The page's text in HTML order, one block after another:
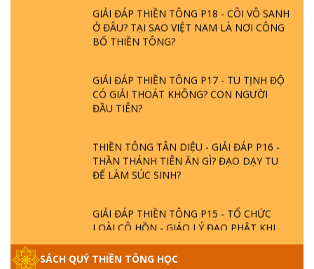
GIẢI ĐÁP THIỀN TÔNG P18 - CÕI VÔ SANH
Ở ĐÂU? TẠI SAO VIỆT NAM LÀ NƠI CÔNG
BỐ THIỀN TÔNG?
GIẢI ĐÁP THIỀN TÔNG P17 - TU TỊNH ĐỘ
CÓ GIẢI THOÁT KHÔNG? CON NGƯỜI
ĐẦU TIÊN?
THIỀN TÔNG TÂN DIỆU - GIẢI ĐÁP P16 -
THẦN THÁNH TIÊN ĂN GÌ? ĐẠO DẠY TU
ĐỂ LÀM SÚC SINH?
GIẢI ĐÁP THIỀN TÔNG P15 - TỔ CHỨC
LOÀI CÔ HỒN - GIÁO LÝ ĐẠO PHẬT KHI
SÁCH QUÝ THIỀN TÔNG HỌC